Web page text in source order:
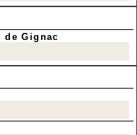
Gignac